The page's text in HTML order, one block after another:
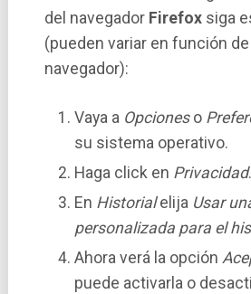
del navegador Firefoxsiga
(pueden variar en función de
navegador):
Vaya a Opcioneso
su sistema operativo.
Haga click en Privacidad.
En Historialelija Usar
personalizada para el
Ahora verá la opción
puede activarla o